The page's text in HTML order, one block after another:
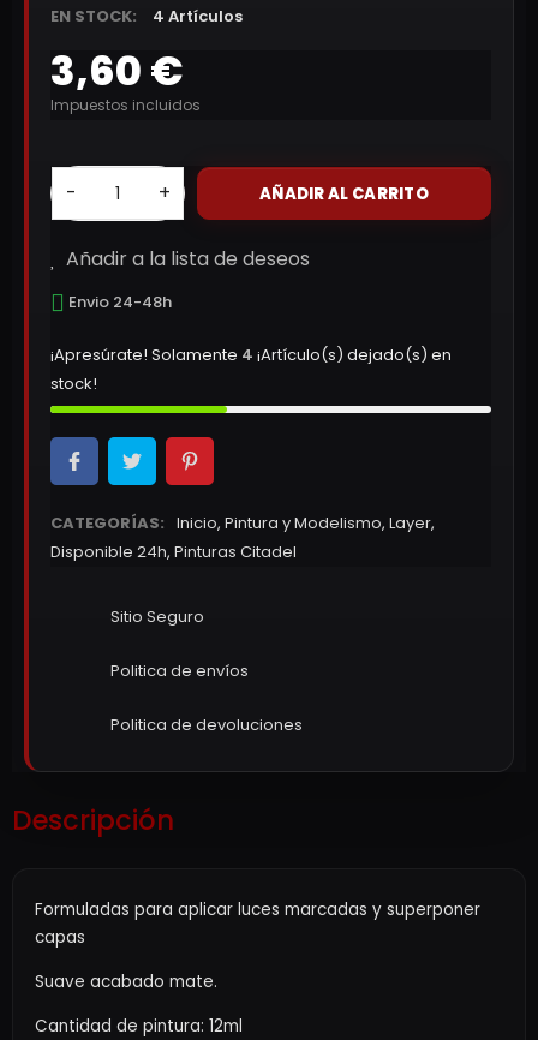
EN STOCK:
4 Artículos
3,60 €
Impuestos incluidos
- + AÑADIR AL CARRITO
Añadir a la lista de deseos
Envio 24-48h
¡Apresúrate! Solamente 4 ¡Artículo(s) dejado(s) en
stock!
CATEGORÍAS: Inicio, Pintura y Modelismo, Layer,
Disponible 24h, Pinturas Citadel
Sitio Seguro
Politica de envíos
Politica de devoluciones
Descripción
Formuladas para aplicar luces marcadas y superponer
capas
Suave acabado mate.
Cantidad de pintura: 12ml